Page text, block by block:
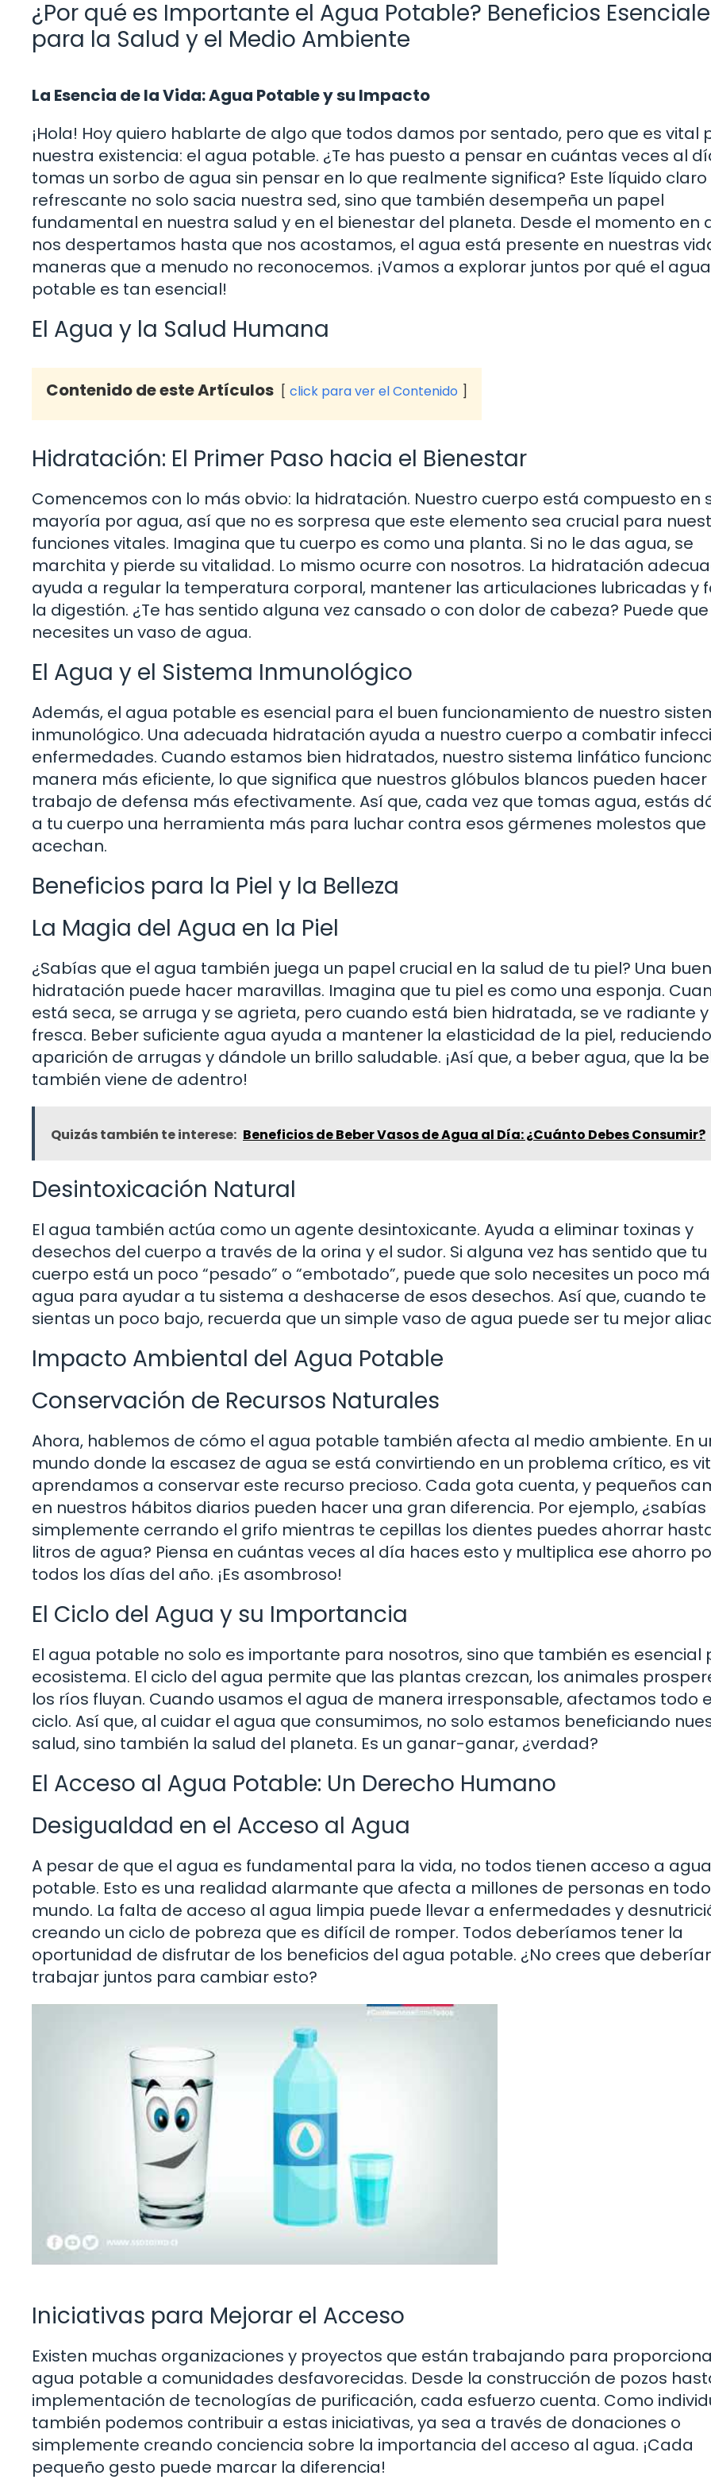
¿Por qué es Importante el Agua Potable? Beneficios
para la Salud y el Medio Ambiente
La Esencia de la Vida: Agua Potable y su Impacto
¡Hola! Hoy quiero hablarte de algo que todos damos por sentado, pero que es vital
nuestra existencia: el agua potable. ¿Te has puesto a pensar en cuántas veces al
tomas un sorbo de agua sin pensar en lo que realmente significa? Este líquido claro
refrescante no solo sacia nuestra sed, sino que también desempeña un papel
fundamental en nuestra salud y en el bienestar del planeta. Desde el momento en
nos despertamos hasta que nos acostamos, el agua está presente en nuestras
maneras que a menudo no reconocemos. ¡Vamos a explorar juntos por qué el agua
potable es tan esencial!
El Agua y la Salud Humana
Contenido de este Artículos click para ver el Contenido
Hidratación: El Primer Paso hacia el Bienestar
Comencemos con lo más obvio: la hidratación. Nuestro cuerpo está compuesto en
mayoría por agua, así que no es sorpresa que este elemento sea crucial para
funciones vitales. Imagina que tu cuerpo es como una planta. Si no le das agua, se
marchita y pierde su vitalidad. Lo mismo ocurre con nosotros. La hidratación
ayuda a regular la temperatura corporal, mantener las articulaciones lubricadas y
la digestión. ¿Te has sentido alguna vez cansado o con dolor de cabeza? Puede
necesites un vaso de agua.
El Agua y el Sistema Inmunológico
Además, el agua potable es esencial para el buen funcionamiento de nuestro
inmunológico. Una adecuada hidratación ayuda a nuestro cuerpo a combatir
enfermedades. Cuando estamos bien hidratados, nuestro sistema linfático
manera más eficiente, lo que significa que nuestros glóbulos blancos pueden hacer
trabajo de defensa más efectivamente. Así que, cada vez que tomas agua, estás
a tu cuerpo una herramienta más para luchar contra esos gérmenes molestos que
acechan.
Beneficios para la Piel y la Belleza
La Magia del Agua en la Piel
¿Sabías que el agua también juega un papel crucial en la salud de tu piel? Una
hidratación puede hacer maravillas. Imagina que tu piel es como una esponja.
está seca, se arruga y se agrieta, pero cuando está bien hidratada, se ve radiante y
fresca. Beber suficiente agua ayuda a mantener la elasticidad de la piel,
aparición de arrugas y dándole un brillo saludable. ¡Así que, a beber agua, que la
también viene de adentro!
Quizás también te interese: Beneficios de Beber Vasos de Agua al Día: ¿Cuánto Debes Consumir?
Desintoxicación Natural
El agua también actúa como un agente desintoxicante. Ayuda a eliminar toxinas y
desechos del cuerpo a través de la orina y el sudor. Si alguna vez has sentido que tu
cuerpo está un poco “pesado” o “embotado”, puede que solo necesites un poco
agua para ayudar a tu sistema a deshacerse de esos desechos. Así que, cuando te
sientas un poco bajo, recuerda que un simple vaso de agua puede ser tu mejor
Impacto Ambiental del Agua Potable
Conservación de Recursos Naturales
Ahora, hablemos de cómo el agua potable también afecta al medio ambiente. En
mundo donde la escasez de agua se está convirtiendo en un problema crítico, es
aprendamos a conservar este recurso precioso. Cada gota cuenta, y pequeños
en nuestros hábitos diarios pueden hacer una gran diferencia. Por ejemplo, ¿sabías
simplemente cerrando el grifo mientras te cepillas los dientes puedes ahorrar
litros de agua? Piensa en cuántas veces al día haces esto y multiplica ese ahorro
todos los días del año. ¡Es asombroso!
El Ciclo del Agua y su Importancia
El agua potable no solo es importante para nosotros, sino que también es esencial
ecosistema. El ciclo del agua permite que las plantas crezcan, los animales
los ríos fluyan. Cuando usamos el agua de manera irresponsable, afectamos todo
ciclo. Así que, al cuidar el agua que consumimos, no solo estamos beneficiando
salud, sino también la salud del planeta. Es un ganar-ganar, ¿verdad?
El Acceso al Agua Potable: Un Derecho Humano
Desigualdad en el Acceso al Agua
A pesar de que el agua es fundamental para la vida, no todos tienen acceso a agua
potable. Esto es una realidad alarmante que afecta a millones de personas en
mundo. La falta de acceso al agua limpia puede llevar a enfermedades y
creando un ciclo de pobreza que es difícil de romper. Todos deberíamos tener la
oportunidad de disfrutar de los beneficios del agua potable. ¿No crees que
trabajar juntos para cambiar esto?
Iniciativas para Mejorar el Acceso
Existen muchas organizaciones y proyectos que están trabajando para
agua potable a comunidades desfavorecidas. Desde la construcción de pozos
implementación de tecnologías de purificación, cada esfuerzo cuenta. Como
también podemos contribuir a estas iniciativas, ya sea a través de donaciones o
simplemente creando conciencia sobre la importancia del acceso al agua. ¡Cada
pequeño gesto puede marcar la diferencia!